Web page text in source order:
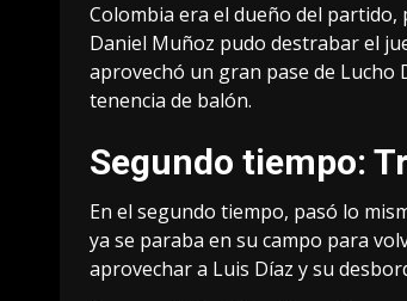
Colombia era el dueño del
Daniel Muñoz pudo destrabar el
aprovechó un gran pase de
tenencia de balón.
Segundo tiempo:
En el segundo tiempo, pasó lo
ya se paraba en su campo para
aprovechar a Luis Díaz y su